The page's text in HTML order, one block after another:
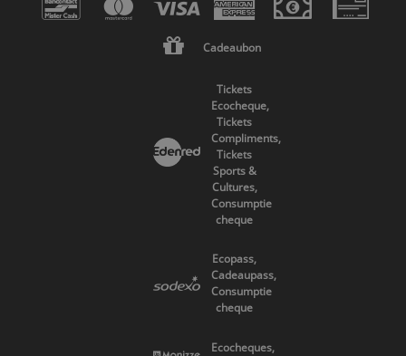
Cadeaubon
Tickets
Ecocheque,
Tickets
Compliments,
Tickets
Sports &
Cultures,
Consumptie
cheque
Ecopass,
Cadeaupass,
Consumptie
cheque
Ecocheques,